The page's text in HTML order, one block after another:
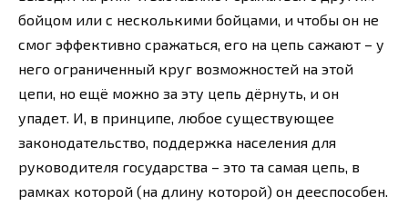
бойцом или с несколькими бойцами, и чтобы он не
смог эффективно сражаться, его на цепь сажают – у
него ограниченный круг возможностей на этой
цепи, но ещё можно за эту цепь дёрнуть, и он
упадет. И, в принципе, любое существующее
законодательство, поддержка населения для
руководителя государства – это та самая цепь, в
рамках которой (на длину которой) он дееспособен.